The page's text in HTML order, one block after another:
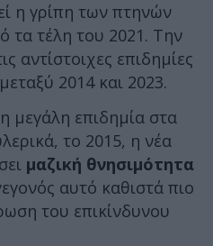
η γρίπη των πτηνών
τα τέλη του 2021. Την
αντίστοιχες επιδημίες
2014 και 2023.
μεγάλη επιδημία στα
το 2015, η νέα
μαζική θνησιμότητα
αυτό καθιστά πιο
του επικίνδυνου